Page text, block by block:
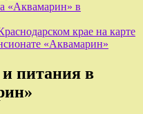
«Аквамарин» в
крае на карте
«Аквамарин»
питания в